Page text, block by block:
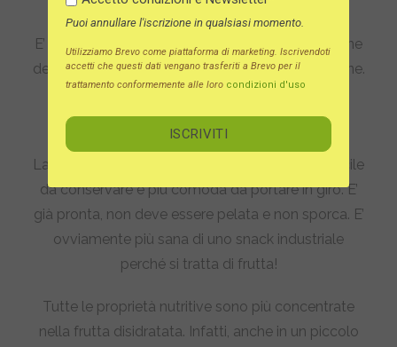
E’ bene comunque non esagerare con l’assunzione
della frutta contenente zucchero nella lavorazione.
Poca acqua, tante proprietà
La frutta che ha subito la disidratazione è più facile
da conservare e più comoda da portare in giro. E’
già pronta, non deve essere pelata e non sporca. E’
ovviamente più sana di uno snack industriale
perché si tratta di frutta!
Tutte le proprietà nutritive sono più concentrate
nella frutta disidratata. Infatti, anche in un piccolo
Puoi annullare l'iscrizione in qualsiasi momento.
Utilizziamo Brevo come piattaforma di marketing. Iscrivendoti
accetti che questi dati vengano trasferiti a Brevo per il
trattamento conformemente alle loro condizioni d'uso